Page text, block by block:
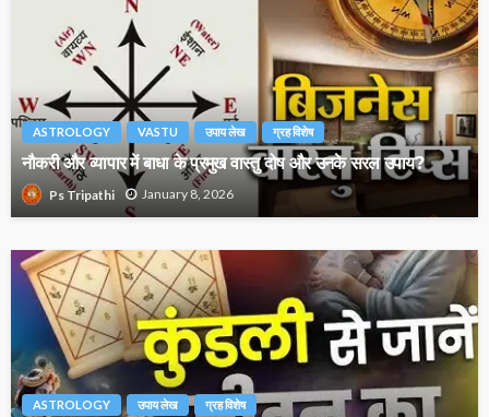
ASTROLOGY VASTU उपाय लेख ग्रह विशेष
नौकरी और व्यापार में बाधा के प्रमुख वास्तु दोष और उनके सरल उपाय?
Ps Tripathi January 8, 2026
ASTROLOGY उपाय लेख ग्रह विशेष